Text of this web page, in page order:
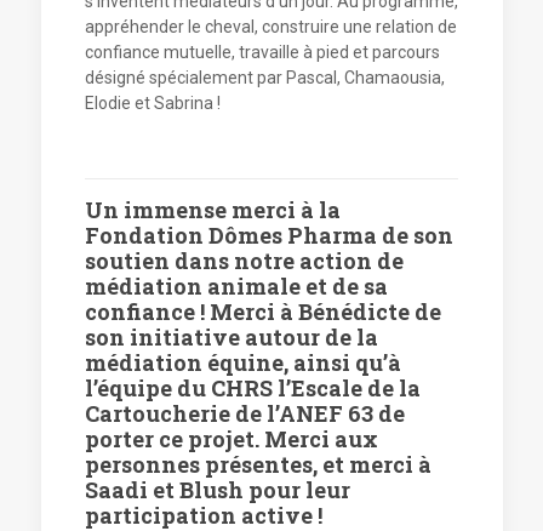
appréhender le cheval, construire une relation de
confiance mutuelle, travaille à pied et parcours
désigné spécialement par Pascal, Chamaousia,
Elodie et Sabrina !
Un immense merci à la
Fondation Dômes Pharma de son
soutien dans notre action de
médiation animale et de sa
confiance ! Merci à Bénédicte de
son initiative autour de la
médiation équine, ainsi qu’à
l’équipe du CHRS l’Escale de la
Cartoucherie de l’ANEF 63 de
porter ce projet. Merci aux
personnes présentes, et merci à
Saadi et Blush pour leur
participation active !